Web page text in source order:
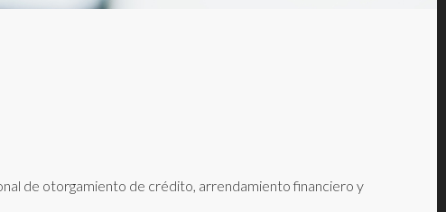
de otorgamiento de crédito, arrendamiento financiero y